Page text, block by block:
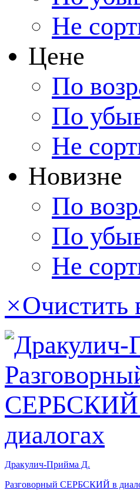
Не
Цене
По
По
Не
Новизне
По
По
Не
×Очистить
Дракулич-Прийма Д.
Разговорный СЕРБСКИЙ в